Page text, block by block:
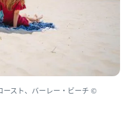
ースト、バーレー・ビーチ ©